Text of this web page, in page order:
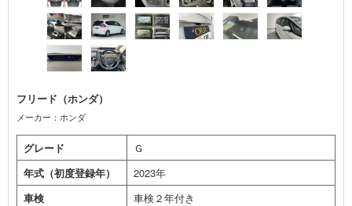
フリード（ホンダ）
メーカー：ホンダ
グレード
Ｇ
年式（初度登録年）
2023年
車検
車検２年付き